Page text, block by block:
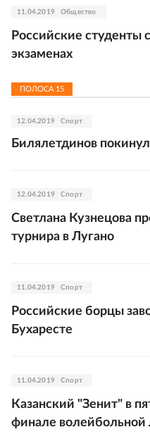
11.04.2019 Общество
Российские студенты
экзаменах
ПОЛОСА 15
12.04.2019 Спорт
Билялетдинов
12.04.2019 Спорт
Светлана Кузнецова
турнира в Лугано
11.04.2019 Спорт
Российские борцы
Бухаресте
11.04.2019 Спорт
Казанский "Зенит" в
финале волейбольной